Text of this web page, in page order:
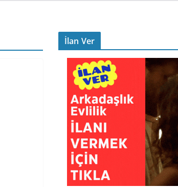
İlan Ver